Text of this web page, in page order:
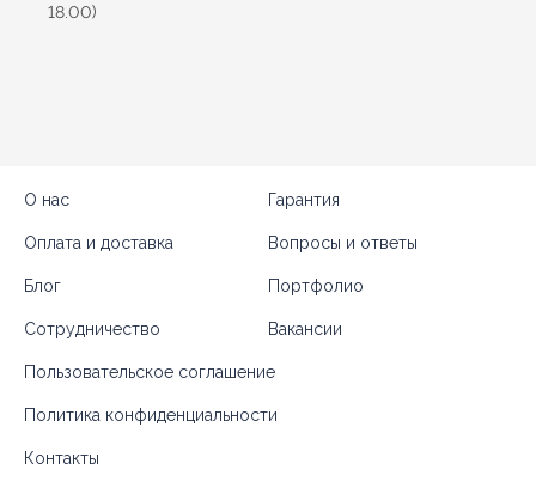
18.00)
О нас Гарантия
Оплата и доставка Вопросы и ответы
Блог Портфолио
Сотрудничество Вакансии
Пользовательское соглашение
Политика конфиденциальности
Контакты